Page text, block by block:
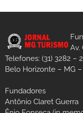
Av.
Telefones: (31) 3282 –
Belo Horizonte – MG –
Fundadores
Antônio Claret Guerra